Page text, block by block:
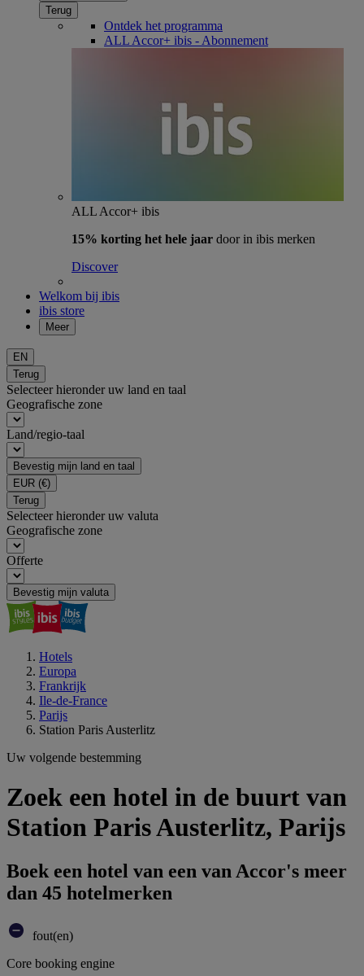
Terug
Ontdek het programma
ALL Accor+ ibis - Abonnement
ALL Accor+ ibis
15% korting het hele jaar door in ibis merken
Discover
Welkom bij ibis
ibis store
Meer
EN
Terug
Selecteer hieronder uw land en taal
Geografische zone
Land/regio-taal
Bevestig mijn land en taal
EUR (€)
Terug
Selecteer hieronder uw valuta
Geografische zone
Offerte
Bevestig mijn valuta
Hotels
Europa
Frankrijk
Ile-de-France
Parijs
Station Paris Austerlitz
Uw volgende bestemming
Zoek een hotel in de buurt van
Station Paris Austerlitz, Parijs
Boek een hotel van een van Accor's meer
dan 45 hotelmerken
fout(en)
Core booking engine